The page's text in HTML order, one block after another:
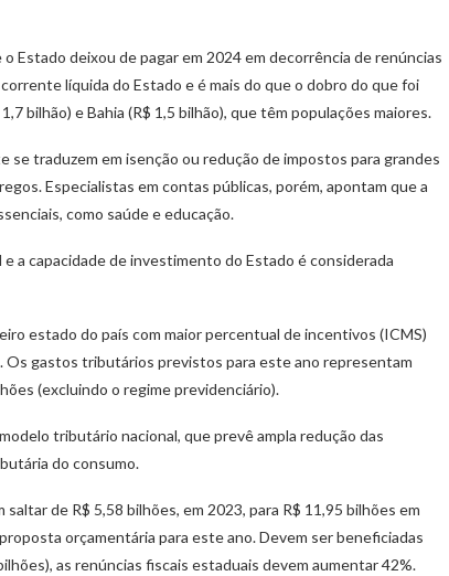
Estado deixou de pagar em 2024 em decorrência de renúncias
líquida do Estado e é mais do que o dobro do que foi
bilhão) e Bahia (R$ 1,5 bilhão), que têm populações maiores.
traduzem em isenção ou redução de impostos para grandes
Especialistas em contas públicas, porém, apontam que a
como saúde e educação.
a capacidade de investimento do Estado é considerada
estado do país com maior percentual de incentivos (ICMS)
Os gastos tributários previstos para este ano representam
(excluindo o regime previdenciário).
tributário nacional, que prevê ampla redução das
do consumo.
de R$ 5,58 bilhões, em 2023, para R$ 11,95 bilhões em
orçamentária para este ano. Devem ser beneficiadas
as renúncias fiscais estaduais devem aumentar 42%.